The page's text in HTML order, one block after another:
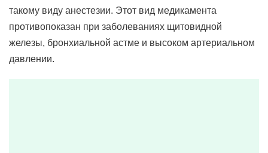
такому виду анестезии. Этот вид медикамента
противопоказан при заболеваниях щитовидной
железы, бронхиальной астме и высоком артериальном
давлении.